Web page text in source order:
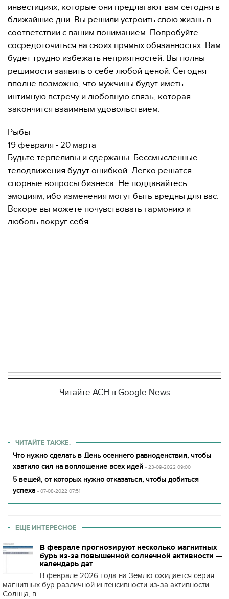
инвестициях, которые они предлагают вам сегодня в
ближайшие дни. Вы решили устроить свою жизнь в
соответствии с вашим пониманием. Попробуйте
сосредоточиться на своих прямых обязанностях. Вам
будет трудно избежать неприятностей. Вы полны
решимости заявить о себе любой ценой. Сегодня
вполне возможно, что мужчины будут иметь
интимную встречу и любовную связь, которая
закончится взаимным удовольствием.
Рыбы
19 февраля - 20 марта
Будьте терпеливы и сдержаны. Бессмысленные
телодвижения будут ошибкой. Легко решатся
спорные вопросы бизнеса. Не поддавайтесь
эмоциям, ибо изменения могут быть вредны для вас.
Вскоре вы можете почувствовать гармонию и
любовь вокруг себя.
Читайте АСН в Google News
ЧИТАЙТЕ ТАКЖЕ.
Что нужно сделать в День осеннего равноденствия, чтобы
хватило сил на воплощение всех идей - 23-09-2022 09:00
5 вещей, от которых нужно отказаться, чтобы добиться
успеха - 07-08-2022 07:51
ЕЩЕ ИНТЕРЕСНОЕ
В феврале прогнозируют несколько магнитных
бурь из-за повышенной солнечной активности —
календарь дат
В феврале 2026 года на Землю ожидается серия
магнитных бур различной интенсивности из-за активности
Солнца, в ...